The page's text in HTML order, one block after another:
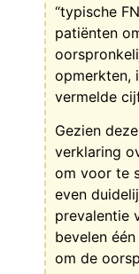
“typische
patiënten
opmerkten,
vermelde
Gezien
verklaring
om voor te
even
prevalentie
bevelen
om de